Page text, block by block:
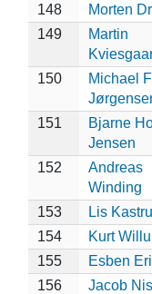
148 Morten
149
Martin
150
Michael
151
Bjarne
Jensen
152
Andreas
Winding
153 Lis
154
Kurt
155
Esben
156
Jacob